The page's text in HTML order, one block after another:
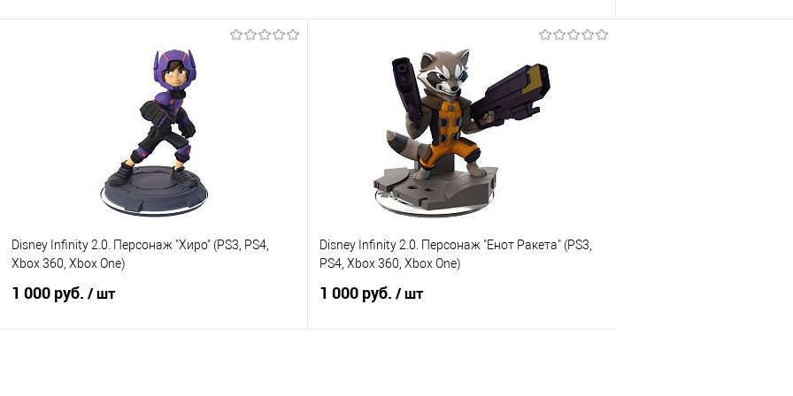
В корзину
В наличии
В корзину
Купить в 1 клик
Сравнение
В избранное
В наличии
Disney Infinity 2.0. Персонаж "Хиро" (PS3, PS4,
Xbox 360, Xbox One)
1 000 руб. / шт
Disney Infinity 2.0. Персонаж "Енот Ракета" (PS3,
PS4, Xbox 360, Xbox One)
1 000 руб. / шт